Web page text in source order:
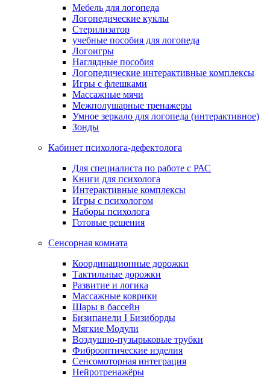
Мебель для логопеда
Логопедические куклы
Стерилизатор
учебные пособия для логопеда
Логоигры
Наглядные пособия
Логопедические интерактивные комплексы
Игры с флешками
Массажные мячи
Межполушарные тренажеры
Умное зеркало для логопеда (интерактивное)
Зонды
Кабинет психолога-дефектолога
Для специалиста по работе с РАС
Книги для психолога
Интерактивные комплексы
Игры с психологом
Наборы психолога
Готовые решения
Сенсорная комната
Координационные дорожки
Тактильные дорожки
Развитие и логика
Массажные коврики
Шары в бассейн
Бизипанели I Бизиборды
Мягкие Модули
Воздушно-пузырьковые трубки
Фиброоптические изделия
Сенсомоторная интеграция
Нейротренажёры